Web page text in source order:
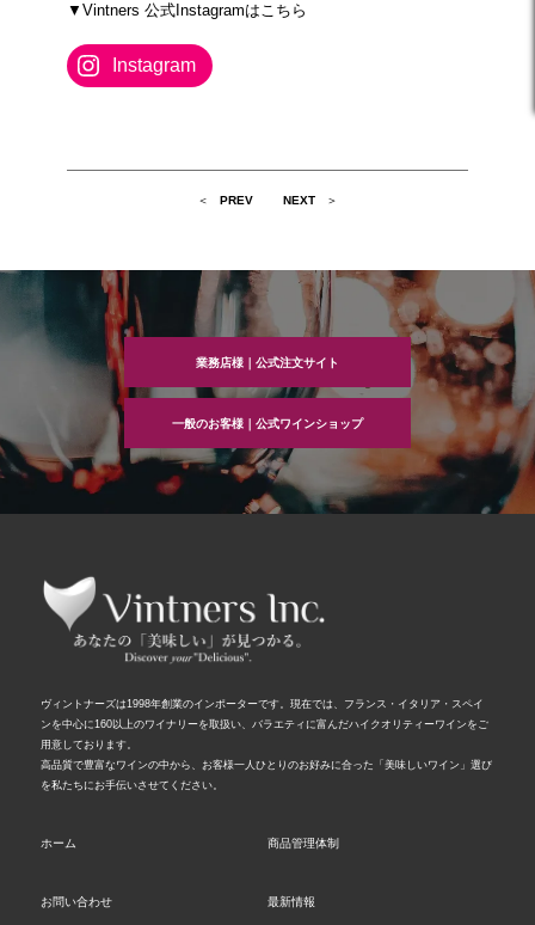
▼Vintners 公式Instagramはこちら
Instagram
ゲ
PREV NEXT
業務店様｜公式注文サイト
一般のお客様｜公式ワインショップ
ヴィントナーズは1998年創業のインポーターです。現在では、フランス・イタリア・スペイ
ンを中心に160以上のワイナリーを取扱い、バラエティに富んだハイクオリティーワインをご
用意しております。
高品質で豊富なワインの中から、お客様一人ひとりのお好みに合った「美味しいワイン」選び
を私たちにお手伝いさせてください。
ホーム 商品管理体制
お問い合わせ 最新情報